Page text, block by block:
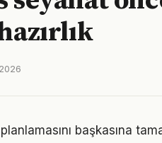
başkasına